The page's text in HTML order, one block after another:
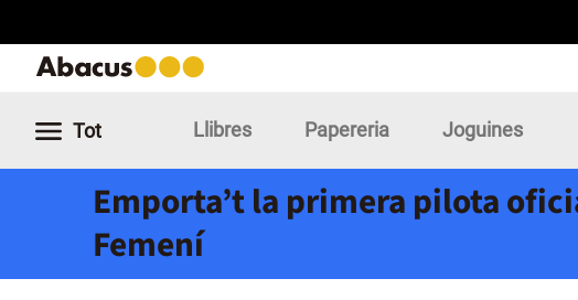
Tot Llibres Papereria Joguines
Emporta’t la primera pilota
Femení